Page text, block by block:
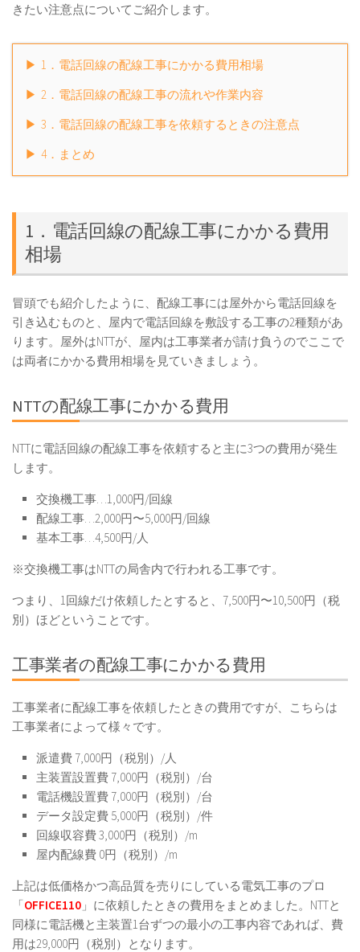
きたい注意点についてご紹介します。
1．電話回線の配線工事にかかる費用相場
2．電話回線の配線工事の流れや作業内容
3．電話回線の配線工事を依頼するときの注意点
4．まとめ
1．電話回線の配線工事にかかる費用
相場
冒頭でも紹介したように、配線工事には屋外から電話回線を
引き込むものと、屋内で電話回線を敷設する工事の2種類があ
ります。屋外はNTTが、屋内は工事業者が請け負うのでここで
は両者にかかる費用相場を見ていきましょう。
NTTの配線工事にかかる費用
NTTに電話回線の配線工事を依頼すると主に3つの費用が発生
します。
交換機工事…1,000円/回線
配線工事…2,000円〜5,000円/回線
基本工事…4,500円/人
※交換機工事はNTTの局舎内で行われる工事です。
つまり、1回線だけ依頼したとすると、7,500円〜10,500円（税
別）ほどということです。
工事業者の配線工事にかかる費用
工事業者に配線工事を依頼したときの費用ですが、こちらは
工事業者によって様々です。
派遣費 7,000円（税別）/人
主装置設置費 7,000円（税別）/台
電話機設置費 7,000円（税別）/台
データ設定費 5,000円（税別）/件
回線収容費 3,000円（税別）/m
屋内配線費 0円（税別）/m
上記は低価格かつ高品質を売りにしている電気工事のプロ
「OFFICE110 」に依頼したときの費用をまとめました。NTTと
同様に電話機と主装置1台ずつの最小の工事内容であれば、費
用は29,000円（税別）となります。